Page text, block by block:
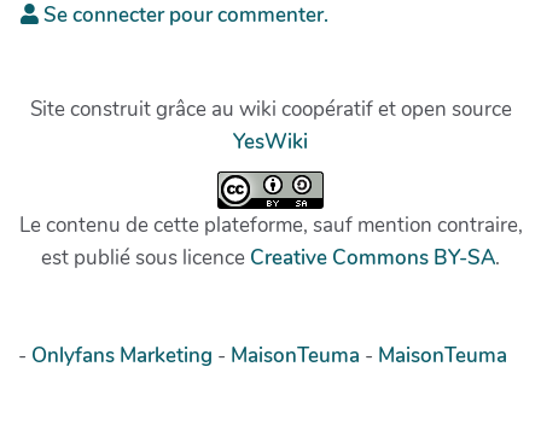
Se connecter pour commenter.
Site construit grâce au wiki coopératif et open source
YesWiki
Le contenu de cette plateforme, sauf mention contraire,
est publié sous licence Creative Commons BY-SA.
- Onlyfans Marketing - MaisonTeuma - MaisonTeuma